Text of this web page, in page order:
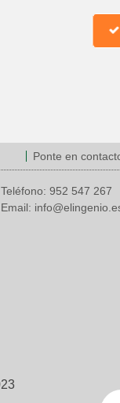
tu
Ponte en
Teléfono: 952 547 267
Email: